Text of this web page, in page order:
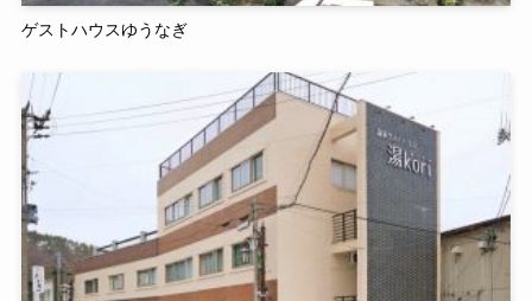
ゲストハウスゆうなぎ